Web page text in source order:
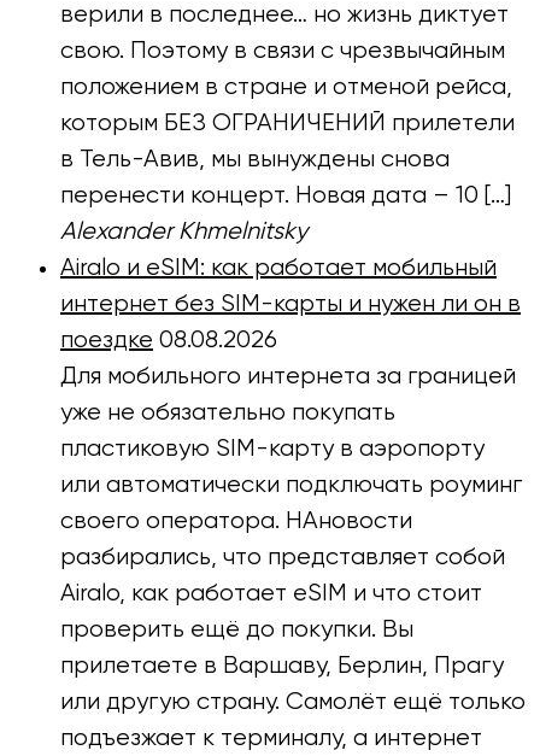
верили в последнее… но жизнь диктует
свою. Поэтому в связи с чрезвычайным
положением в стране и отменой рейса,
которым БЕЗ ОГРАНИЧЕНИЙ прилетели
в Тель-Авив, мы вынуждены снова
перенести концерт. Новая дата – 10 […]
Alexander Khmelnitsky
Airalo и eSIM: как работает мобильный
интернет без SIM-карты и нужен ли он в
поездке 08.08.2026
Для мобильного интернета за границей
уже не обязательно покупать
пластиковую SIM-карту в аэропорту
или автоматически подключать роуминг
своего оператора. НАновости
разбирались, что представляет собой
Airalo, как работает eSIM и что стоит
проверить ещё до покупки. Вы
прилетаете в Варшаву, Берлин, Прагу
или другую страну. Самолёт ещё только
подъезжает к терминалу, а интернет